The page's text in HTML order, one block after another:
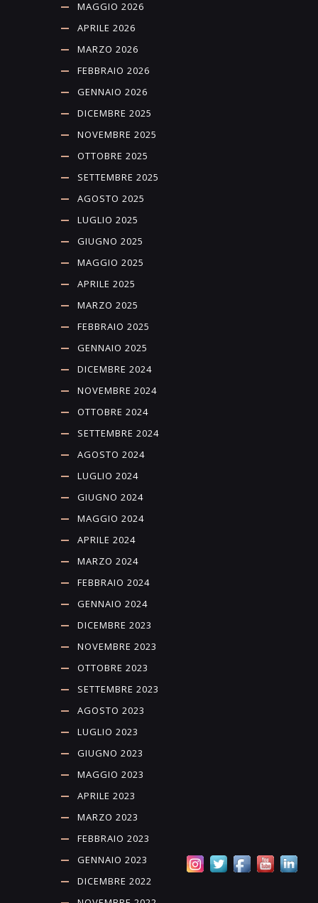
MAGGIO 2026
APRILE 2026
MARZO 2026
FEBBRAIO 2026
GENNAIO 2026
DICEMBRE 2025
NOVEMBRE 2025
OTTOBRE 2025
SETTEMBRE 2025
AGOSTO 2025
LUGLIO 2025
GIUGNO 2025
MAGGIO 2025
APRILE 2025
MARZO 2025
FEBBRAIO 2025
GENNAIO 2025
DICEMBRE 2024
NOVEMBRE 2024
OTTOBRE 2024
SETTEMBRE 2024
AGOSTO 2024
LUGLIO 2024
GIUGNO 2024
MAGGIO 2024
APRILE 2024
MARZO 2024
FEBBRAIO 2024
GENNAIO 2024
DICEMBRE 2023
NOVEMBRE 2023
OTTOBRE 2023
SETTEMBRE 2023
AGOSTO 2023
LUGLIO 2023
GIUGNO 2023
MAGGIO 2023
APRILE 2023
MARZO 2023
FEBBRAIO 2023
GENNAIO 2023
DICEMBRE 2022